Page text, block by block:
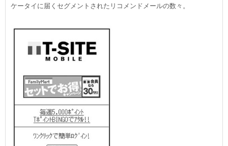
ケータイに届くセグメントされたリコメンドメールの数々。